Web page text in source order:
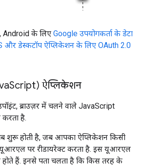
Android के लिए Google उपयोगकर्ता के डेटा
और डेस्कटॉप ऐप्लिकेशन के लिए OAuth 2.0
Script) ऐप्लिकेशन
ब्राउज़र में चलने वाले JavaScript
है.
शुरू होती है, जब आपका ऐप्लिकेशन किसी
पर रीडायरेक्ट करता है. इस यूआरएल
होते हैं. इनसे पता चलता है कि किस तरह के